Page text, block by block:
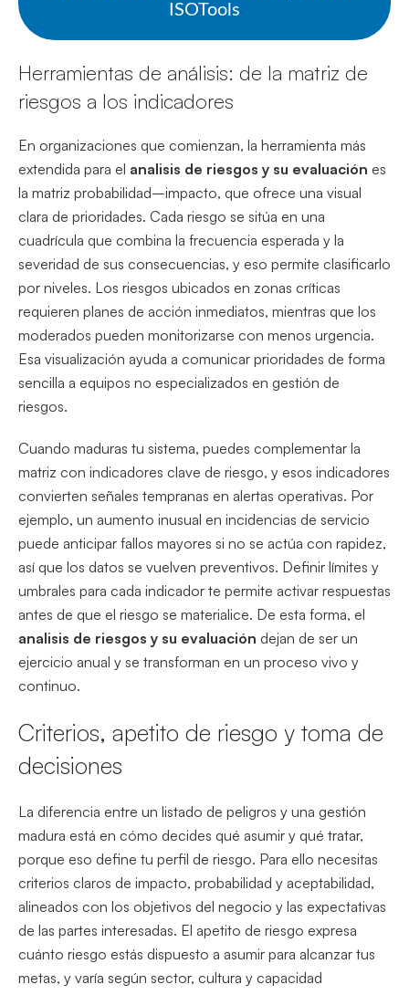
ISOTools
Herramientas de análisis: de la matriz de
riesgos a los indicadores
En organizaciones que comienzan, la herramienta más
extendida para el analisis de riesgos y su evaluación es
la matriz probabilidad–impacto, que ofrece una visual
clara de prioridades. Cada riesgo se sitúa en una
cuadrícula que combina la frecuencia esperada y la
severidad de sus consecuencias, y eso permite clasificarlo
por niveles. Los riesgos ubicados en zonas críticas
requieren planes de acción inmediatos, mientras que los
moderados pueden monitorizarse con menos urgencia.
Esa visualización ayuda a comunicar prioridades de forma
sencilla a equipos no especializados en gestión de
riesgos.
Cuando maduras tu sistema, puedes complementar la
matriz con indicadores clave de riesgo, y esos indicadores
convierten señales tempranas en alertas operativas. Por
ejemplo, un aumento inusual en incidencias de servicio
puede anticipar fallos mayores si no se actúa con rapidez,
así que los datos se vuelven preventivos. Definir límites y
umbrales para cada indicador te permite activar respuestas
antes de que el riesgo se materialice. De esta forma, el
analisis de riesgos y su evaluación dejan de ser un
ejercicio anual y se transforman en un proceso vivo y
continuo.
Criterios, apetito de riesgo y toma de
decisiones
La diferencia entre un listado de peligros y una gestión
madura está en cómo decides qué asumir y qué tratar,
porque eso define tu perfil de riesgo. Para ello necesitas
criterios claros de impacto, probabilidad y aceptabilidad,
alineados con los objetivos del negocio y las expectativas
de las partes interesadas. El apetito de riesgo expresa
cuánto riesgo estás dispuesto a asumir para alcanzar tus
metas, y varía según sector, cultura y capacidad